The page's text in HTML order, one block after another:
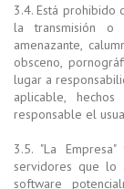
3.4. Está prohibido
la transmisión o
amenazante,
obsceno,
lugar a
aplicable,
responsable el
3.5. "La
servidores que
software